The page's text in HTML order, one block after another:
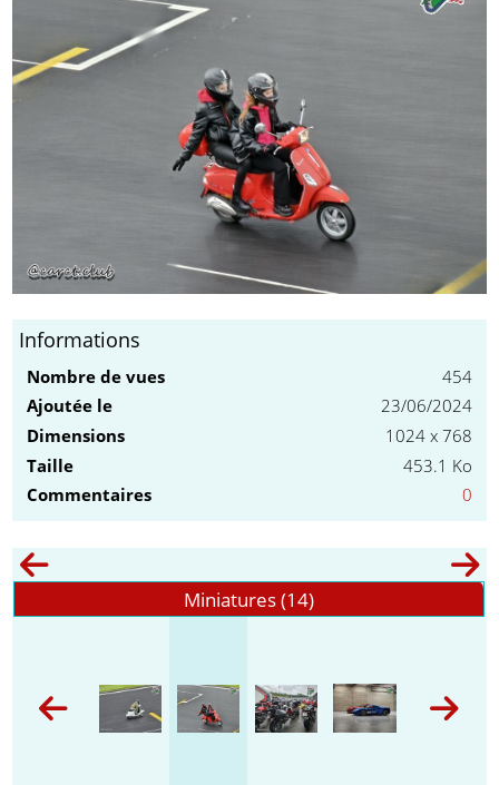
Informations
Nombre de vues
454
Ajoutée le
23/06/2024
Dimensions
1024 x 768
Taille
453.1 Ko
Commentaires
0
Miniatures (14)